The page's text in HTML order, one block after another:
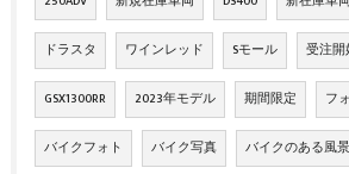
ドラスタ ワインレッド Sモール 受注開
GSX1300RR 2023年モデル 期間限定 フ
バイクフォト バイク写真 バイクのある風景